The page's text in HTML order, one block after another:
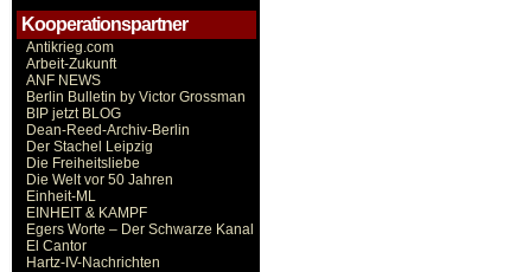
Kooperationspartner
Antikrieg.com
Arbeit-Zukunft
ANF NEWS
Berlin Bulletin by Victor Grossman
BIP jetzt BLOG
Dean-Reed-Archiv-Berlin
Der Stachel Leipzig
Die Freiheitsliebe
Die Welt vor 50 Jahren
Einheit-ML
EINHEIT & KAMPF
Egers Worte – Der Schwarze Kanal
El Cantor
Hartz-IV-Nachrichten